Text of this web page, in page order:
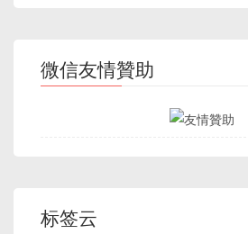
微信友情贊助
标签云